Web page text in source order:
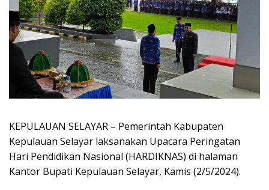
KEPULAUAN SELAYAR – Pemerintah Kabupaten
Kepulauan Selayar laksanakan Upacara Peringatan
Hari Pendidikan Nasional (HARDIKNAS) di halaman
Kantor Bupati Kepulauan Selayar, Kamis (2/5/2024).